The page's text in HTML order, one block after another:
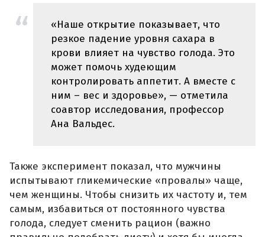
«Наше открытие показывает, что
резкое падение уровня сахара в
крови влияет на чувство голода. Это
может помочь худеющим
контролировать аппетит. А вместе с
ним – вес и здоровье», — отметила
соавтор исследования, профессор
Ана Вальдес.
Также эксперимент показал, что мужчины
испытывают гликемические «провалы» чаще,
чем женщины. Чтобы снизить их частоту и, тем
самым, избавиться от постоянного чувства
голода, следует сменить рацион (важно